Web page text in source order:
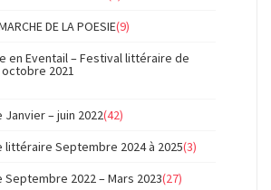
DE LA POESIE(9)
en Eventail – Festival littéraire de
2021
Janvier – juin 2022(42)
littéraire Septembre 2024 à 2025(3)
Septembre 2022 – Mars 2023(27)